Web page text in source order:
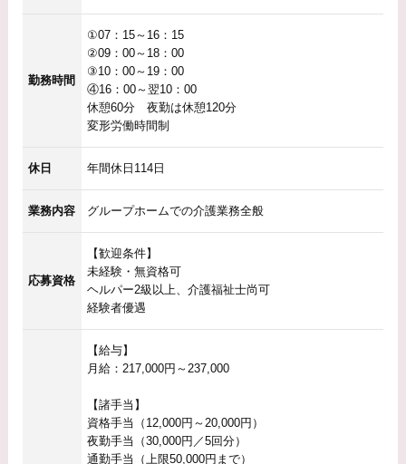
勤務時間
①07：15～16：15
②09：00～18：00
③10：00～19：00
④16：00～翌10：00
休憩60分 夜勤は休憩120分
変形労働時間制
休日 年間休日114日
業務内容 グループホームでの介護業務全般
応募資格
【歓迎条件】
未経験・無資格可
ヘルパー2級以上、介護福祉士尚可
経験者優遇
【給与】
月給：217,000円～237,000
【諸手当】
資格手当（12,000円～20,000円）
夜勤手当（30,000円／5回分）
通勤手当（上限50,000円まで）